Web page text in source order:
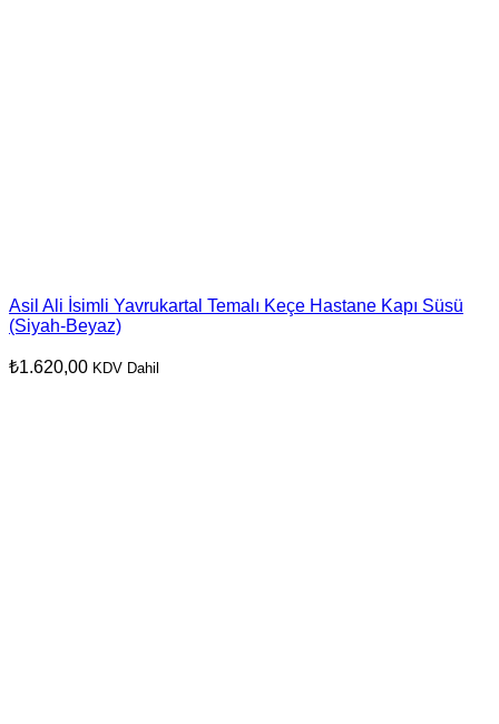
Asil Ali İsimli Yavrukartal Temalı Keçe Hastane Kapı Süsü
(Siyah-Beyaz)
₺1.620,00 KDV Dahil